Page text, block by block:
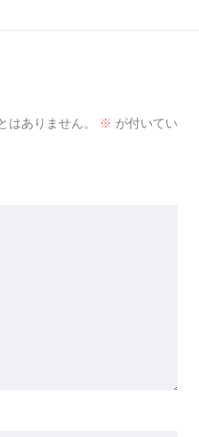
はありません。 ※ が付いてい